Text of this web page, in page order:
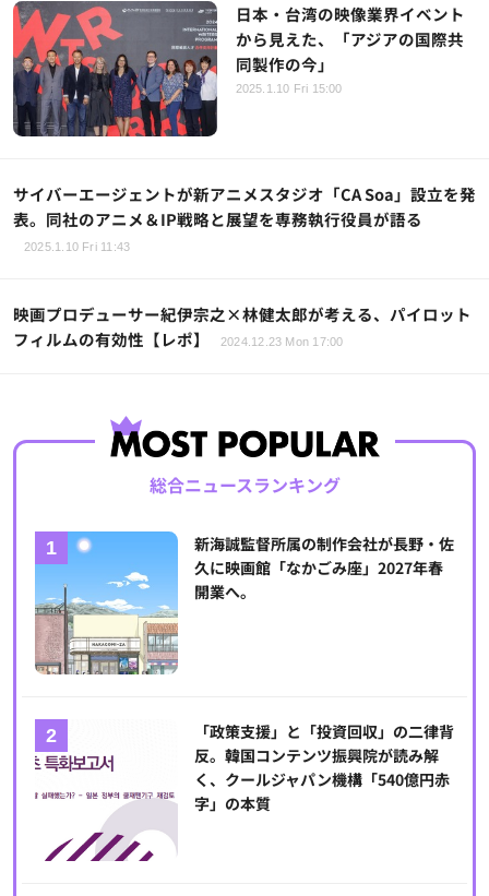
日本・台湾の映像業界イベント
から見えた、「アジアの国際共
同製作の今」
2025.1.10 Fri 15:00
サイバーエージェントが新アニメスタジオ「CA Soa」設立を発
表。同社のアニメ＆IP戦略と展望を専務執行役員が語る
2025.1.10 Fri 11:43
映画プロデューサー紀伊宗之×林健太郎が考える、パイロット
フィルムの有効性【レポ】
2024.12.23 Mon 17:00
総合ニュースランキング
新海誠監督所属の制作会社が長野・佐
久に映画館「なかごみ座」2027年春
開業へ。
「政策支援」と「投資回収」の二律背
反。韓国コンテンツ振興院が読み解
く、クールジャパン機構「540億円赤
字」の本質